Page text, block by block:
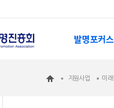
발명포커스
지원사업 미